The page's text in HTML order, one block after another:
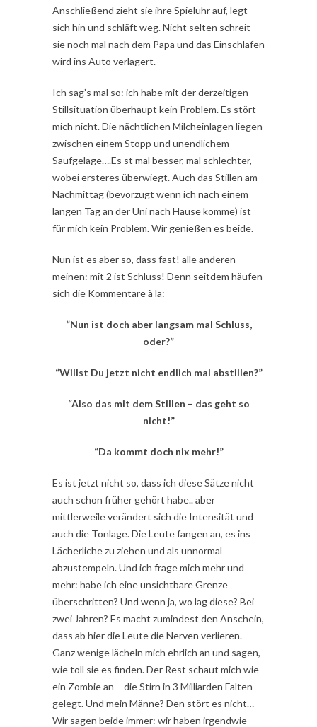
Anschließend zieht sie ihre Spieluhr auf, legt
sich hin und schläft weg. Nicht selten schreit
sie noch mal nach dem Papa und das Einschlafen
wird ins Auto verlagert.
Ich sag’s mal so: ich habe mit der derzeitigen
Stillsituation überhaupt kein Problem. Es stört
mich nicht. Die nächtlichen Milcheinlagen liegen
zwischen einem Stopp und unendlichem
Saufgelage….Es st mal besser, mal schlechter,
wobei ersteres überwiegt. Auch das Stillen am
Nachmittag (bevorzugt wenn ich nach einem
langen Tag an der Uni nach Hause komme) ist
für mich kein Problem. Wir genießen es beide.
Nun ist es aber so, dass fast! alle anderen
meinen: mit 2 ist Schluss! Denn seitdem häufen
sich die Kommentare à la:
“Nun ist doch aber langsam mal Schluss,
oder?”
“Willst Du jetzt nicht endlich mal abstillen?”
“Also das mit dem Stillen – das geht so
nicht!”
“Da kommt doch nix mehr!”
Es ist jetzt nicht so, dass ich diese Sätze nicht
auch schon früher gehört habe.. aber
mittlerweile verändert sich die Intensität und
auch die Tonlage. Die Leute fangen an, es ins
Lächerliche zu ziehen und als unnormal
abzustempeln. Und ich frage mich mehr und
mehr: habe ich eine unsichtbare Grenze
überschritten? Und wenn ja, wo lag diese? Bei
zwei Jahren? Es macht zumindest den Anschein,
dass ab hier die Leute die Nerven verlieren.
Ganz wenige lächeln mich ehrlich an und sagen,
wie toll sie es finden. Der Rest schaut mich wie
ein Zombie an – die Stirn in 3 Milliarden Falten
gelegt. Und mein Männe? Den stört es nicht…
Wir sagen beide immer: wir haben irgendwie